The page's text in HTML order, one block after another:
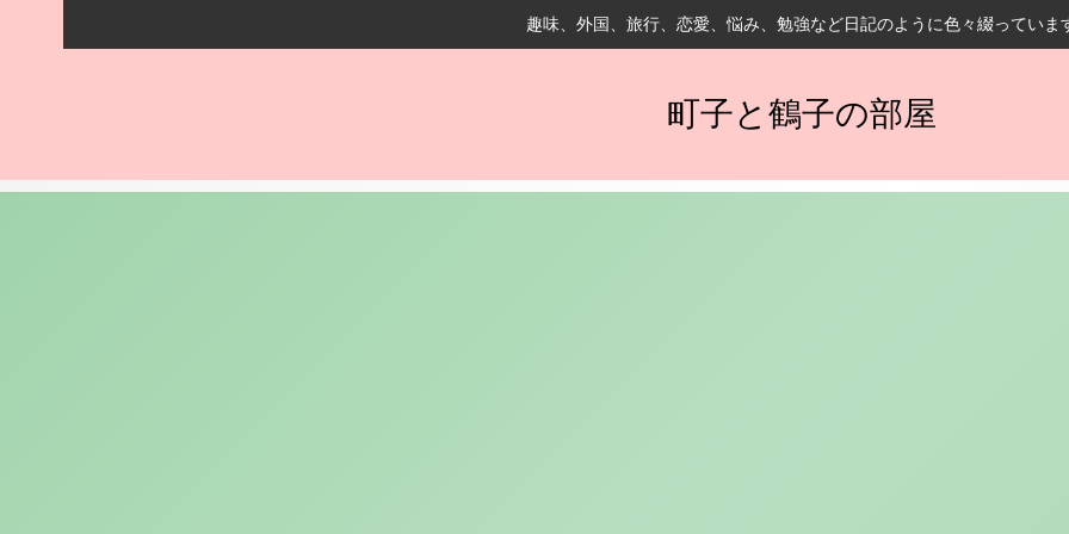
趣味、外国、旅行、恋愛、悩み、勉強など日記のように色々綴っていま
町子と鶴子の部屋